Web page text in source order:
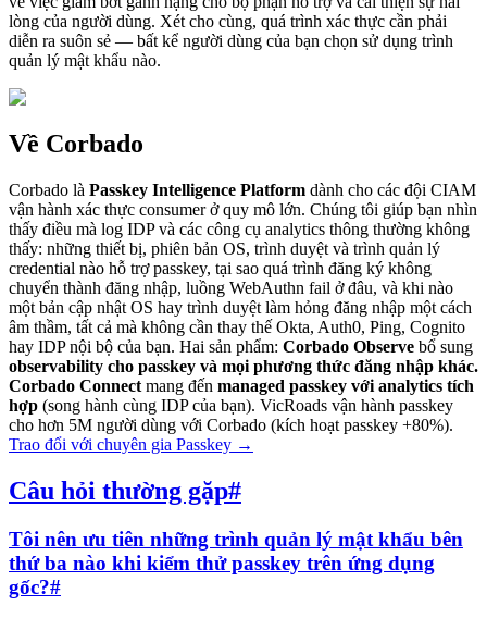
lòng của người dùng. Xét cho cùng, quá trình xác thực cần phải
diễn ra suôn sẻ — bất kể người dùng của bạn chọn sử dụng trình
quản lý mật khẩu nào.
Về Corbado
Corbado là Passkey Intelligence Platform dành cho các đội CIAM
vận hành xác thực consumer ở quy mô lớn. Chúng tôi giúp bạn nhìn
thấy điều mà log IDP và các công cụ analytics thông thường không
thấy: những thiết bị, phiên bản OS, trình duyệt và trình quản lý
credential nào hỗ trợ passkey, tại sao quá trình đăng ký không
chuyển thành đăng nhập, luồng WebAuthn fail ở đâu, và khi nào
một bản cập nhật OS hay trình duyệt làm hỏng đăng nhập một cách
âm thầm, tất cả mà không cần thay thế Okta, Auth0, Ping, Cognito
hay IDP nội bộ của bạn. Hai sản phẩm: Corbado Observe bổ sung
observability cho passkey và mọi phương thức đăng nhập khác.
Corbado Connect mang đến managed passkey với analytics tích
hợp (song hành cùng IDP của bạn). VicRoads vận hành passkey
cho hơn 5M người dùng với Corbado (kích hoạt passkey +80%).
Trao đổi với chuyên gia Passkey →
Câu hỏi thường gặp#
Tôi nên ưu tiên những trình quản lý mật khẩu bên
thứ ba nào khi kiểm thử passkey trên ứng dụng
gốc?#